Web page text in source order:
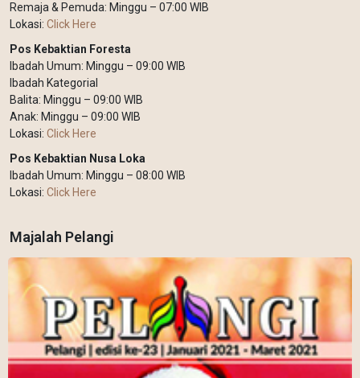
Remaja & Pemuda: Minggu – 07:00 WIB
Lokasi: Click Here
Pos Kebaktian Foresta
Ibadah Umum: Minggu – 09:00 WIB
Ibadah Kategorial
Balita: Minggu – 09:00 WIB
Anak: Minggu – 09:00 WIB
Lokasi: Click Here
Pos Kebaktian Nusa Loka
Ibadah Umum: Minggu – 08:00 WIB
Lokasi: Click Here
Majalah Pelangi